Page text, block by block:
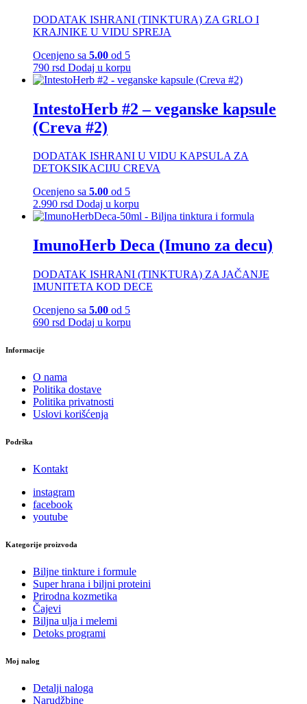
DODATAK ISHRANI (TINKTURA) ZA GRLO I
KRAJNIKE U VIDU SPREJA
Ocenjeno sa 5.00 od 5
790 rsd Dodaj u korpu
IntestoHerb #2 – veganske kapsule
(Creva #2)
DODATAK ISHRANI U VIDU KAPSULA ZA
DETOKSIKACIJU CREVA
Ocenjeno sa 5.00 od 5
2.990 rsd Dodaj u korpu
ImunoHerb Deca (Imuno za decu)
DODATAK ISHRANI (TINKTURA) ZA JAČANJE
IMUNITETA KOD DECE
Ocenjeno sa 5.00 od 5
690 rsd Dodaj u korpu
Informacije
O nama
Politika dostave
Politika privatnosti
Uslovi korišćenja
Podrška
Kontakt
instagram
facebook
youtube
Kategorije proizvoda
Biljne tinkture i formule
Super hrana i biljni proteini
Prirodna kozmetika
Čajevi
Biljna ulja i melemi
Detoks programi
Moj nalog
Detalji naloga
Narudžbine